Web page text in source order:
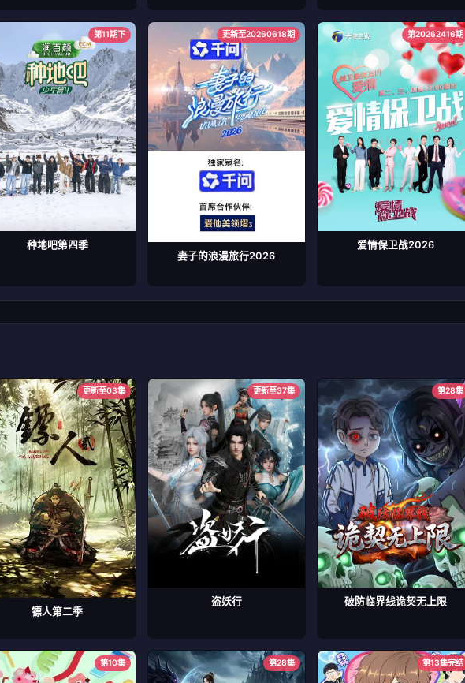
第11期下
种地吧第四季
更新至20260618期
妻子的浪漫旅行2026
第20262416期
爱情保卫战2026
更新至03集
镖人第二季
更新至37集
盗妖行
第28集
破防临界线诡契无上限
第10集 第28集 第13集完结